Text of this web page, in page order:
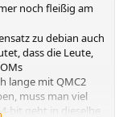
noch fleißig am
zu debian auch
dass die Leute,
lange mit QMC2
muss man viel
bit geht in dieselbe